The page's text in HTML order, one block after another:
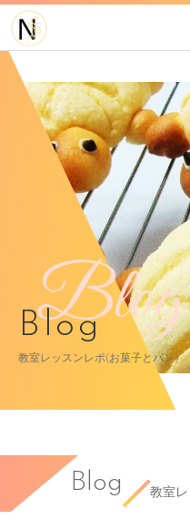
Blog
Blog
教室レッスンレポ(お菓子とパン)
Blog 教室